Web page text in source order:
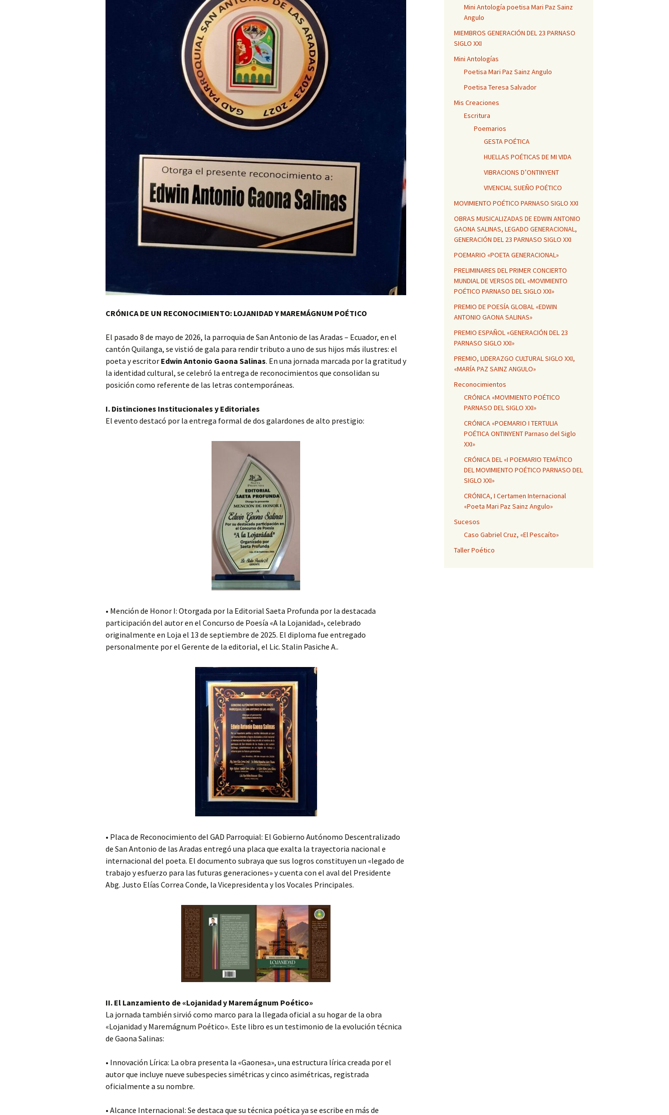
23 PARNASO SIGLO XXI
MÍRIAM FERNANDEZ –
ARGENTINA MIEMBRO
DE LA GENERACIÓN DEL
23 PARNASO SIGLO XXI
MARÚ C. NEGRO PARODI
– CHILE, MIEMBRO DE LA
GENERACIÓN DEL 23
PARNASO SIGLO XXI
FÉLIX NORABUENA
CERVANTES MIEMBRO
ROSENDO GASPAR
RAMOS MIEMBRO DE LA
PARNASO SIGLO XXI
CRISTHIAN EDGAR
MANSILLA TORREJÓN,
PREMIO ESPAÑOL…,
PRIMER CONCIERTO
MUNDIAL DE VERSOS
PATRICIA PEÑALVER
GALLARDO, PREMIO
ESPAÑOL…, PRIMER
CONCIERTO MUNDIAL
DE VERSOS
CONCIERTO MUNDIAL
IUDITA MIREA, PREMIO
ESPAÑOL…, PRIMER
CONCIERTO MUNDIAL
DE VERSOS
FELICITA ARENAS
VALENZUELA, PREMIO
ESPAÑOL…, PRIMER
CONCIERTO MUNDIAL
DE VERSOS
MARÍA DE LA NUBE
PRIMER CONCIERTO
MUNDIAL DE VERSOS
CRÓNICA DE UN RECONOCIMIENTO: LOJANIDAD Y MAREMÁGNUM POÉTICO
El pasado 8 de mayo de 2026, la parroquia de San Antonio de las Aradas – Ecuador, en el
cantón Quilanga, se vistió de gala para rendir tributo a uno de sus hijos más ilustres: el
poeta y escritor Edwin Antonio Gaona Salinas. En una jornada marcada por la gratitud y
la identidad cultural, se celebró la entrega de reconocimientos que consolidan su
posición como referente de las letras contemporáneas.
I. Distinciones Institucionales y Editoriales
El evento destacó por la entrega formal de dos galardones de alto prestigio:
• Mención de Honor I: Otorgada por la Editorial Saeta Profunda por la destacada
participación del autor en el Concurso de Poesía «A la Lojanidad», celebrado
originalmente en Loja el 13 de septiembre de 2025. El diploma fue entregado
personalmente por el Gerente de la editorial, el Lic. Stalin Pasiche A..
• Placa de Reconocimiento del GAD Parroquial: El Gobierno Autónomo Descentralizado
de San Antonio de las Aradas entregó una placa que exalta la trayectoria nacional e
internacional del poeta. El documento subraya que sus logros constituyen un «legado de
trabajo y esfuerzo para las futuras generaciones» y cuenta con el aval del Presidente
Abg. Justo Elías Correa Conde, la Vicepresidenta y los Vocales Principales.
II. El Lanzamiento de «Lojanidad y Maremágnum Poético»
La jornada también sirvió como marco para la llegada oficial a su hogar de la obra
«Lojanidad y Maremágnum Poético». Este libro es un testimonio de la evolución técnica
de Gaona Salinas:
• Innovación Lírica: La obra presenta la «Gaonesa», una estructura lírica creada por el
autor que incluye nueve subespecies simétricas y cinco asimétricas, registrada
oficialmente a su nombre.
• Alcance Internacional: Se destaca que su técnica poética ya se escribe en más de
Mini Antología poetisa Mari Paz Sainz
Angulo
MIEMBROS GENERACIÓN DEL 23 PARNASO
SIGLO XXI
Mini Antologías
Poetisa Mari Paz Sainz Angulo
Poetisa Teresa Salvador
Mis Creaciones
Escritura
Poemarios
GESTA POÉTICA
HUELLAS POÉTICAS DE MI VIDA
VIBRACIONS D’ONTINYENT
VIVENCIAL SUEÑO POÉTICO
MOVIMIENTO POÉTICO PARNASO SIGLO XXI
OBRAS MUSICALIZADAS DE EDWIN ANTONIO
GAONA SALINAS, LEGADO GENERACIONAL,
GENERACIÓN DEL 23 PARNASO SIGLO XXI
POEMARIO «POETA GENERACIONAL»
PRELIMINARES DEL PRIMER CONCIERTO
MUNDIAL DE VERSOS DEL «MOVIMIENTO
POÉTICO PARNASO DEL SIGLO XXI»
PREMIO DE POESÍA GLOBAL «EDWIN
ANTONIO GAONA SALINAS»
PREMIO ESPAÑOL «GENERACIÓN DEL 23
PARNASO SIGLO XXI»
PREMIO, LIDERAZGO CULTURAL SIGLO XXI,
«MARÍA PAZ SAINZ ANGULO»
Reconocimientos
CRÓNICA «MOVIMIENTO POÉTICO
PARNASO DEL SIGLO XXI»
CRÓNICA «POEMARIO I TERTULIA
POÉTICA ONTINYENT Parnaso del Siglo
XXI»
CRÓNICA DEL «I POEMARIO TEMÁTICO
DEL MOVIMIENTO POÉTICO PARNASO DEL
SIGLO XXI»
CRÓNICA, I Certamen Internacional
«Poeta Mari Paz Sainz Angulo»
Sucesos
Caso Gabriel Cruz, «El Pescaíto»
Taller Poético